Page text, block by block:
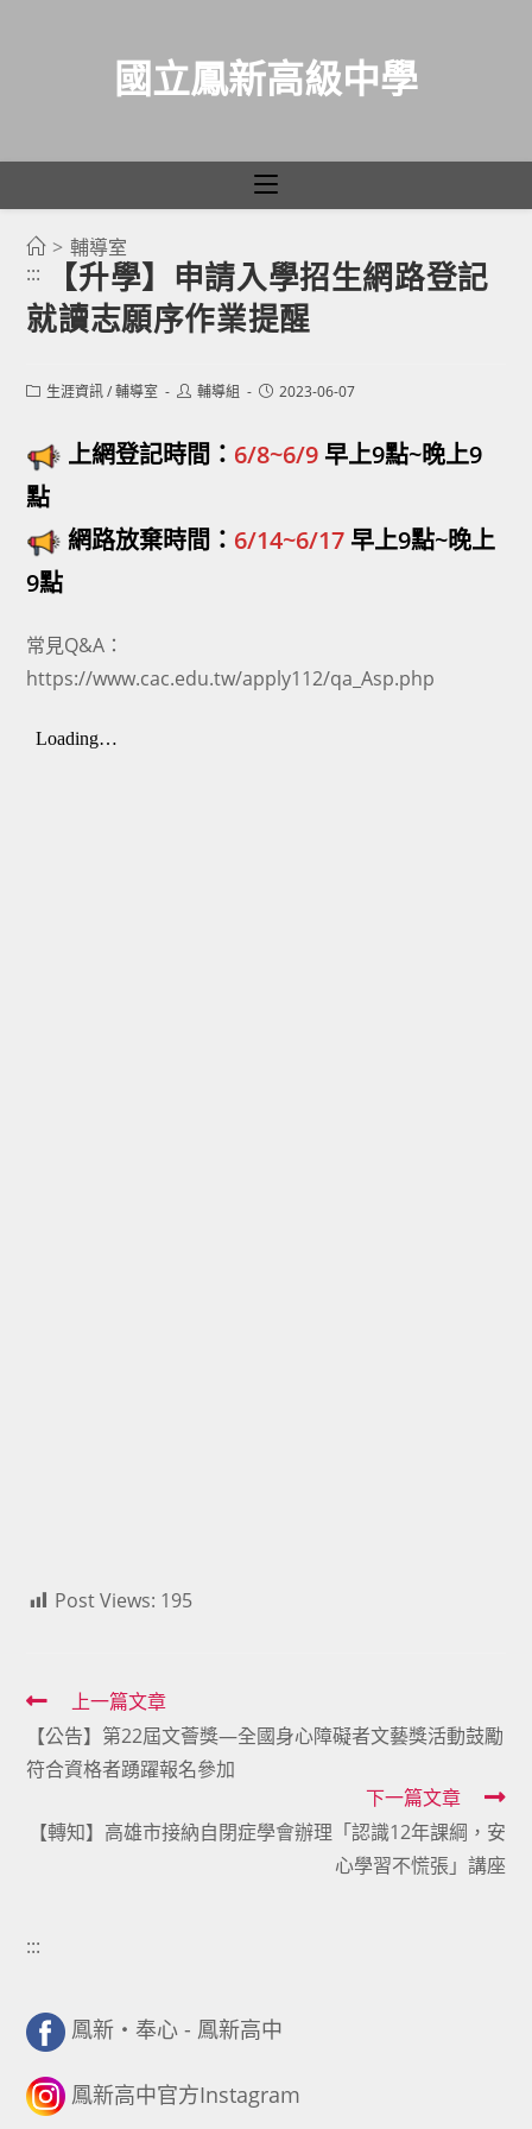
國立鳳新高級中學
> 輔導室
:::
【升學】申請入學招生網路登記
就讀志願序作業提醒
Post生涯資訊 / 輔導室
Post輔導組
Post2023-06-07
上網登記時間： 6/8~6/9 早上9點~晚上9
點
網路放棄時間： 6/14~6/17 早上9點~晚上
9點
常見Q&A：
https://www.cac.edu.tw/apply112/qa_Asp.php
Post Views: 195
Read
more
articles
上一篇文章
【公告】第22屆文薈獎—全國身心障礙者文藝獎活動鼓勵
符合資格者踴躍報名參加
下一篇文章
【轉知】高雄市接納自閉症學會辦理「認識12年課綱，安
心學習不慌張」講座
:::
鳳新・奉心 - 鳳新高中
鳳新高中官方Instagram